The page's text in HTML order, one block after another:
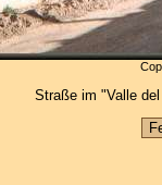
Straße im "Valle